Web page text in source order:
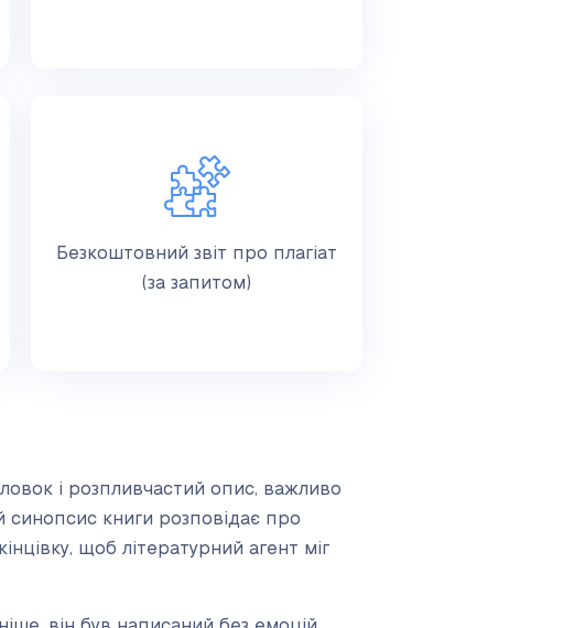
Безкоштовний звіт про плагіат
(за запитом)
і розпливчастий опис, важливо
книги розповідає про
щоб літературний агент міг